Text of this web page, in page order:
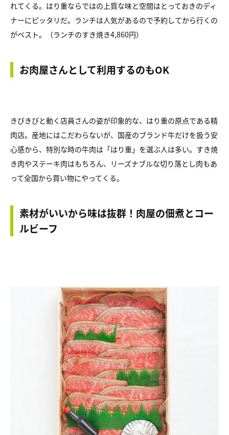
れてくる。はり重ならではの上質な味と空間はとっておきのディ
ナーにピッタリだ。ランチは人気があるので予約してから行くの
がベスト。（ランチのすき焼き4,860円）
お肉屋さんとして利用するのもOK
きびきびと動く店員さんの姿が印象的な、はり重の原点である精
肉店。産地にはこだわらないが、国産のブランド牛だけを扱う安
心感から、特別な時の牛肉は「はり重」を選ぶ人は多い。すき焼
き肉やステーキ肉はもちろん、リーズナブルな切り落とし肉もあ
って全国から買い物にやってくる。
素材がいいから味は抜群！肉屋の佃煮とコー
ルビーフ